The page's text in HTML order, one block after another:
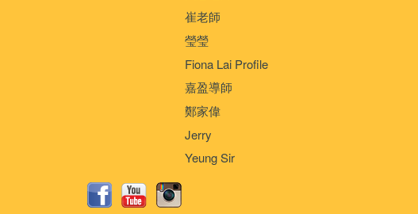
崔老師
瑩瑩
Fiona Lai Profile
嘉盈導師
鄭家偉
Jerry
Yeung Sir